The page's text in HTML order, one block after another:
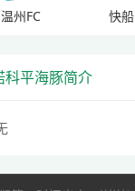
温州FC 快船
科平海豚简介